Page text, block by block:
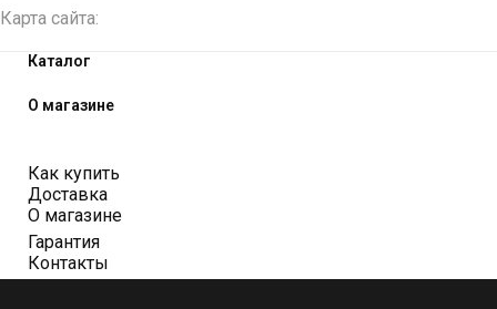
Карта сайта:
Каталог
О магазине
Как купить
Доставка
О магазине
Гарантия
Контакты